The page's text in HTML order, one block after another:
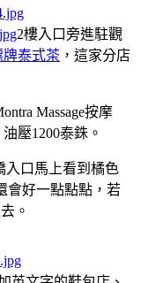
2樓入口旁進駐觀
牌泰式茶 ，這家分店
Massage按摩
壓1200泰銖。
入口馬上看到橘色
會好一點點點，若
。